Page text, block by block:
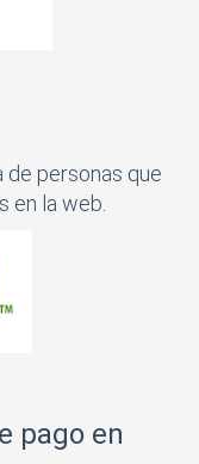
de personas que
en la web.
pago en